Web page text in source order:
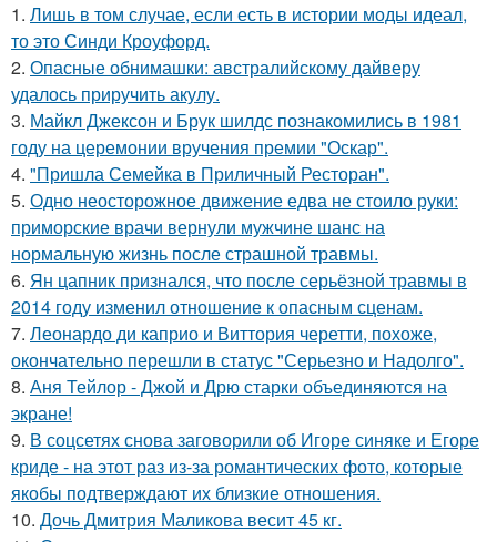
1. Лишь в том случае, если есть в истории моды идеал,
то это Синди Кроуфорд.
2. Опасные обнимашки: австралийскому дайверу
удалось приручить акулу.
3. Майкл Джексон и Брук шилдс познакомились в 1981
году на церемонии вручения премии "Оскар".
4. "Пришла Семейка в Приличный Ресторан".
5. Одно неосторожное движение едва не стоило руки:
приморские врачи вернули мужчине шанс на
нормальную жизнь после страшной травмы.
6. Ян цапник признался, что после серьёзной травмы в
2014 году изменил отношение к опасным сценам.
7. Леонардо ди каприо и Виттория черетти, похоже,
окончательно перешли в статус "Серьезно и Надолго".
8. Аня Тейлор - Джой и Дрю старки объединяются на
экране!
9. В соцсетях снова заговорили об Игоре синяке и Егоре
криде - на этот раз из-за романтических фото, которые
якобы подтверждают их близкие отношения.
10. Дочь Дмитрия Маликова весит 45 кг.